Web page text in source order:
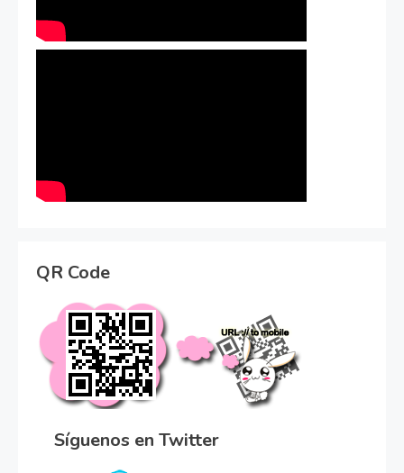
QR Code
Síguenos en Twitter